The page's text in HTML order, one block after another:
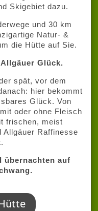
Skigebiet dazu.
und 30 km
Natur- &
die Hütte auf Sie.
Glück.
spät, vor dem
hier bekommt
Glück. Von
oder ohne Fleisch
frischen, meist
Allgäuer Raffinesse
übernachten auf